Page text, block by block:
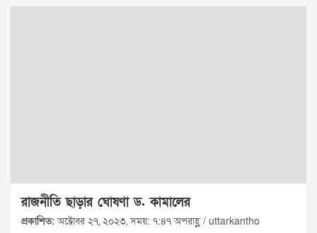
রাজনীতি ছাড়ার ঘোষণা ড. কামালের
প্রকাশিত:অক্টোবর ২৭, ২০২৩, সময়: ৭:৪৭ অপরাহ্ণ / uttarkantho